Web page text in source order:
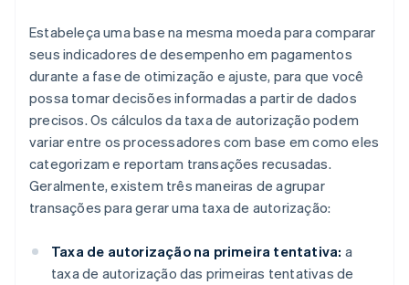
Estabeleça uma base na mesma moeda para comparar
seus indicadores de desempenho em pagamentos
durante a fase de otimização e ajuste, para que você
possa tomar decisões informadas a partir de dados
precisos. Os cálculos da taxa de autorização podem
variar entre os processadores com base em como eles
categorizam e reportam transações recusadas.
Geralmente, existem três maneiras de agrupar
transações para gerar uma taxa de autorização:
Taxa de autorização na primeira tentativa: a
taxa de autorização das primeiras tentativas de